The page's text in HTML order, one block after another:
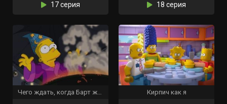
17 серия 18 серия
Чего ждать, когда Барт ждёт Кирпич как я